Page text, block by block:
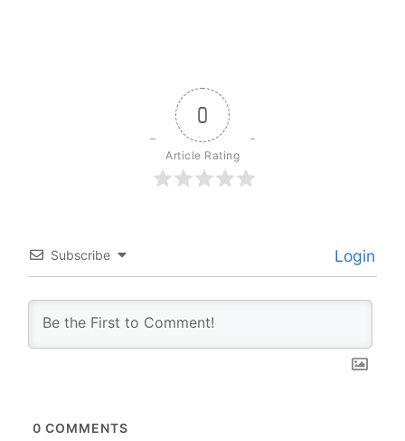
0
Article Rating
Subscribe Login
0 COMMENTS